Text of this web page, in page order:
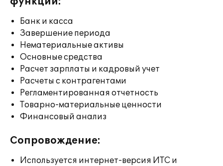
Банк и касса
Завершение периода
Нематериальные активы
Основные средства
Расчет зарплаты и кадровый учет
Расчеты с контрагентами
Регламентированная отчетность
Товарно-материальные ценности
Финансовый анализ
Сопровождение:
Используется интернет-версия ИТС и